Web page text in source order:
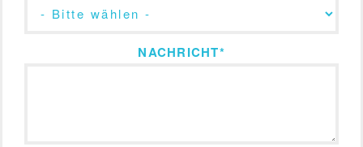
NACHRICHT*